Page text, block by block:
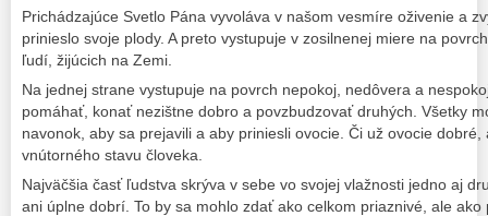
Prichádzajúce Svetlo Pána vyvoláva v našom vesmíre oživenie a
prinieslo svoje plody. A preto vystupuje v zosilnenej miere na
ľudí, žijúcich na Zemi.
Na jednej strane vystupuje na povrch nepokoj, nedôvera a
pomáhať, konať nezištne dobro a povzbudzovať druhých. Všetky
navonok, aby sa prejavili a aby priniesli ovocie. Či už ovocie
vnútorného stavu človeka.
Najväčšia časť ľudstva skrýva v sebe vo svojej vlažnosti jedno aj
ani úplne dobrí. To by sa mohlo zdať ako celkom priaznivé, ale